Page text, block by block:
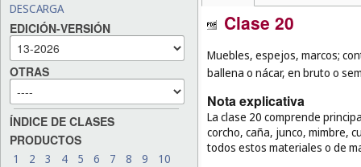
DESCARGA
EDICIÓN-VERSIÓN
OTRAS
ÍNDICE DE CLASES
PRODUCTOS
1 2 3 4 5 6 7 8 9
10
Clase 20
Muebles, espejos, marcos;
ballena o nácar, en bruto o
Nota explicativa
La clase 20 comprende
corcho, caña, junco, mimbre,
todos estos materiales o de